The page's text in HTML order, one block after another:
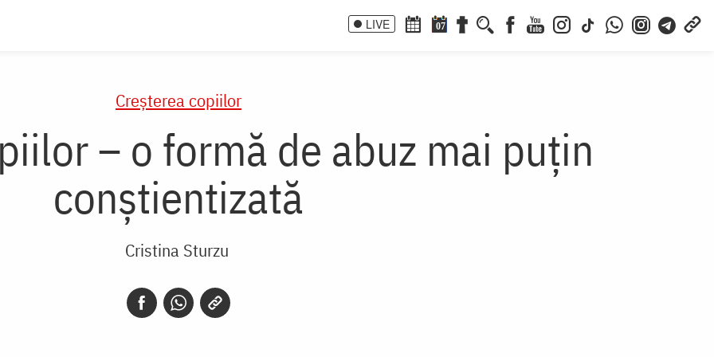
LIVE 07
Creşterea copiilor
– o formă de abuz mai puțin
conștientizată
Cristina Sturzu